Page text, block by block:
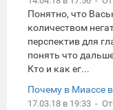
Понятно, что
количеством
перспектив для
понять что
Кто и как ег...
Почему в Миассе
17.03.18 в 19:33 -